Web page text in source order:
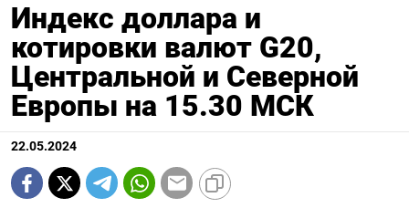
Индекс доллара и
котировки валют G20,
Центральной и Северной
Европы на 15.30 МСК
22.05.2024